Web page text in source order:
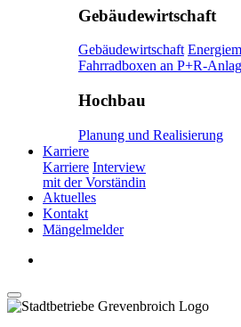
Gebäudewirtschaft
Gebäudewirtschaft
Fahrradboxen an P+R-
Hochbau
Planung und Realisierung
Karriere
Karriere Interview
mit der Vorständin
Aktuelles
Kontakt
Mängelmelder